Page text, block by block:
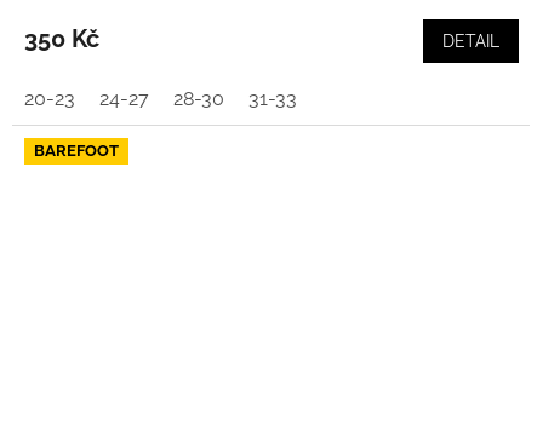
350 Kč DETAIL
20-23 24-27 28-30 31-33
BAREFOOT